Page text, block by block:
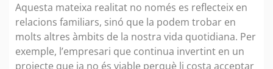
Aquesta mateixa realitat no només es reflecteix en
relacions familiars, sinó que la podem trobar en
molts altres àmbits de la nostra vida quotidiana. Per
exemple, l’empresari que continua invertint en un
projecte que ja no és viable perquè li costa acceptar